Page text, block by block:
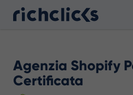
Agenzia Shopify
Certificata